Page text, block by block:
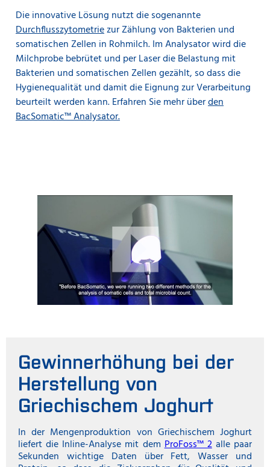
gewährleisten. Es ist die perfekte Lösung für die
Milchstandardisierung, bei der eine konsistente
analytische Leistung entscheidend ist, insbesondere,
wenn eine Flotte von Geräten eingesetzt wird.
Die innovative Lösung nutzt die sogenannte
Durchflusszytometriezur Zählung von Bakterien und
somatischen Zellen in Rohmilch. Im Analysator wird die
Milchprobe bebrütet und per Laser die Belastung mit
Bakterien und somatischen Zellen gezählt, so dass die
Hygienequalität und damit die Eignung zur Verarbeitung
beurteilt werden kann. Erfahren Sie mehr überden
BacSomatic™ Analysator.
Gewinnerhöhung bei der
Herstellung von
Griechischem Joghurt
In der Mengenproduktion von Griechischem Joghurt
liefert die Inline-Analyse mit demProFoss™ 2alle paar
Sekunden wichtige Daten über Fett, Wasser und